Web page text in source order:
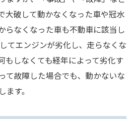
大破して動かなくなった車や冠水
らなくなった車も不動車に該当し
てエンジンが劣化し、走らなくな
もしなくても経年によって劣化す
て故障した場合でも、動かないな
す。